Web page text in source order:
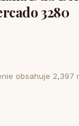
3280
obsahuje 2,397